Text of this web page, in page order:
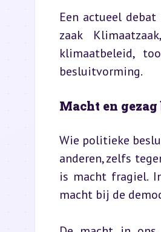
Een actueel
zaak
klimaatbeleid,
besluitvorming.
Macht en
Wie politieke
anderen, zelfs
is macht fragiel.
macht bij de